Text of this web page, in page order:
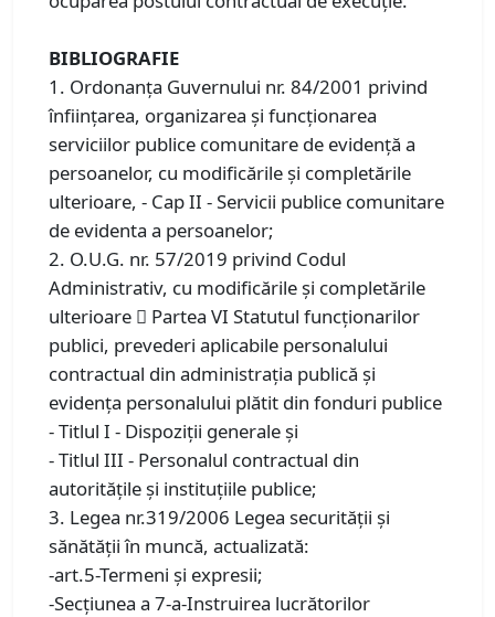
BIBLIOGRAFIE
1. Ordonanţa Guvernului nr. 84/2001 privind
înfiinţarea, organizarea şi funcţionarea
serviciilor publice comunitare de evidenţă a
persoanelor, cu modificările şi completările
ulterioare, - Cap II - Servicii publice comunitare
de evidenta a persoanelor;
2. O.U.G. nr. 57/2019 privind Codul
Administrativ, cu modificările și completările
ulterioare  Partea VI Statutul funcţionarilor
publici, prevederi aplicabile personalului
contractual din administraţia publică şi
evidenţa personalului plătit din fonduri publice
- Titlul I - Dispoziţii generale și
- Titlul III - Personalul contractual din
autorităţile şi instituţiile publice;
3. Legea nr.319/2006 Legea securităţii şi
sănătăţii în muncă, actualizată:
-art.5-Termeni şi expresii;
-Secţiunea a 7-a-Instruirea lucrătorilor